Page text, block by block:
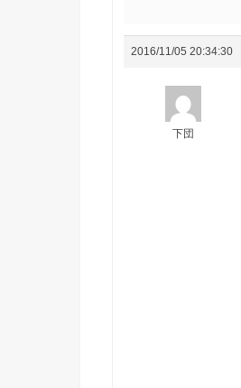
2016/11/05 20:34:30
下団